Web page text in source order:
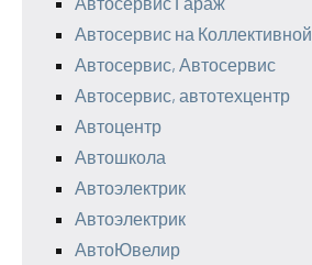
Автосервис на Коллективной
Автосервис, Автосервис
Автосервис, автотехцентр
Автоцентр
Автошкола
Автоэлектрик
Автоэлектрик
АвтоЮвелир